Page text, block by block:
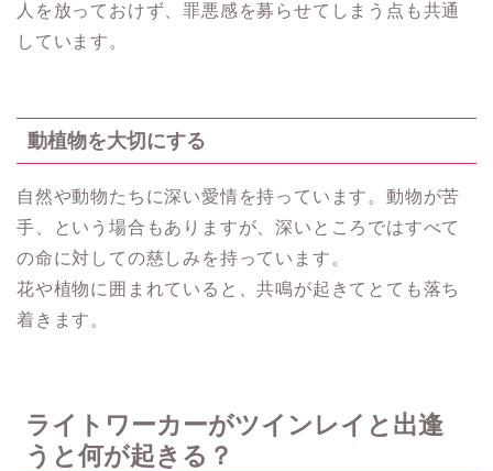
人を放っておけず、罪悪感を募らせてしまう点も共通
しています。
動植物を大切にする
自然や動物たちに深い愛情を持っています。動物が苦
手、という場合もありますが、深いところではすべて
の命に対しての慈しみを持っています。
花や植物に囲まれていると、共鳴が起きてとても落ち
着きます。
ライトワーカーがツインレイと出逢
うと何が起きる？